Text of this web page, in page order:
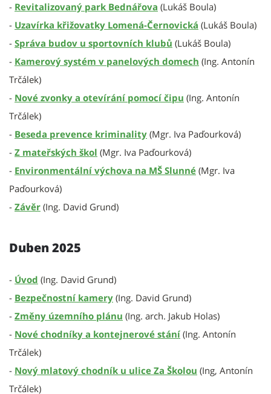
- Revitalizovaný park Bednářova (Lukáš Boula)
- Uzavírka křižovatky Lomená-Černovická (Lukáš Boula)
- Správa budov u sportovních klubů (Lukáš Boula)
- Kamerový systém v panelových domech (Ing. Antonín
Trčálek)
- Nové zvonky a otevírání pomocí čipu (Ing. Antonín
Trčálek)
- Beseda prevence kriminality (Mgr. Iva Paďourková)
- Z mateřských škol (Mgr. Iva Paďourková)
- Environmentální výchova na MŠ Slunné (Mgr. Iva
Paďourková)
- Závěr (Ing. David Grund)
Duben 2025
- Úvod (Ing. David Grund)
- Bezpečnostní kamery (Ing. David Grund)
- Změny územního plánu (Ing. arch. Jakub Holas)
- Nové chodníky a kontejnerové stání (Ing. Antonín
Trčálek)
- Nový mlatový chodník u ulice Za Školou (Ing, Antonín
Trčálek)